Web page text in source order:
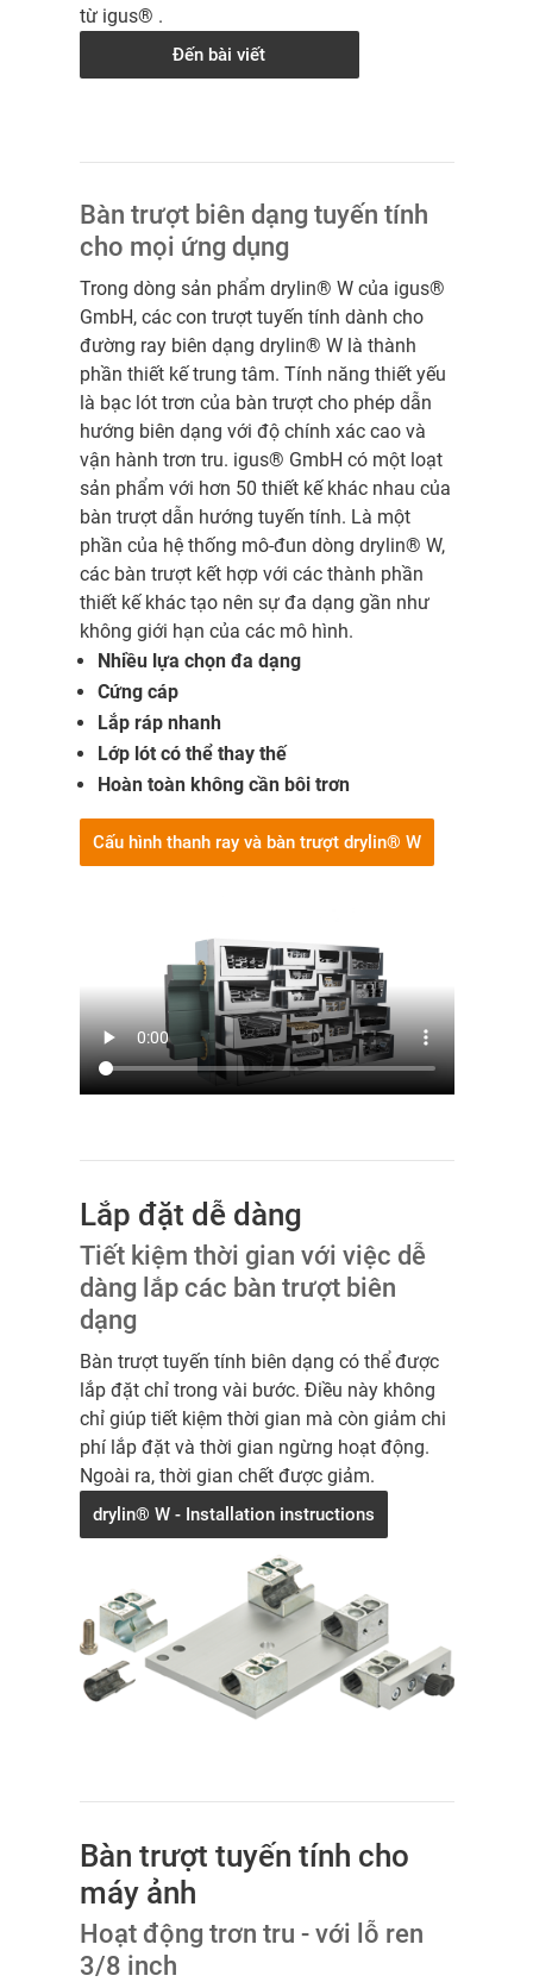
từ igus® .
Đến bài viết
Bàn trượt biên dạng tuyến tính
cho mọi ứng dụng
Trong dòng sản phẩm drylin® W của igus®
GmbH, các con trượt tuyến tính dành cho
đường ray biên dạng drylin® W là thành
phần thiết kế trung tâm. Tính năng thiết yếu
là bạc lót trơn của bàn trượt cho phép dẫn
hướng biên dạng với độ chính xác cao và
vận hành trơn tru. igus® GmbH có một loạt
sản phẩm với hơn 50 thiết kế khác nhau của
bàn trượt dẫn hướng tuyến tính. Là một
phần của hệ thống mô-đun dòng drylin® W,
các bàn trượt kết hợp với các thành phần
thiết kế khác tạo nên sự đa dạng gần như
không giới hạn của các mô hình.
Nhiều lựa chọn đa dạng
Cứng cáp
Lắp ráp nhanh
Lớp lót có thể thay thế
Hoàn toàn không cần bôi trơn
Cấu hình thanh ray và bàn trượt drylin® W
Lắp đặt dễ dàng
Tiết kiệm thời gian với việc dễ
dàng lắp các bàn trượt biên
dạng
Bàn trượt tuyến tính biên dạng có thể được
lắp đặt chỉ trong vài bước. Điều này không
chỉ giúp tiết kiệm thời gian mà còn giảm chi
phí lắp đặt và thời gian ngừng hoạt động.
Ngoài ra, thời gian chết được giảm.
drylin® W - Installation instructions
Bàn trượt tuyến tính cho
máy ảnh
Hoạt động trơn tru - với lỗ ren
3/8 inch